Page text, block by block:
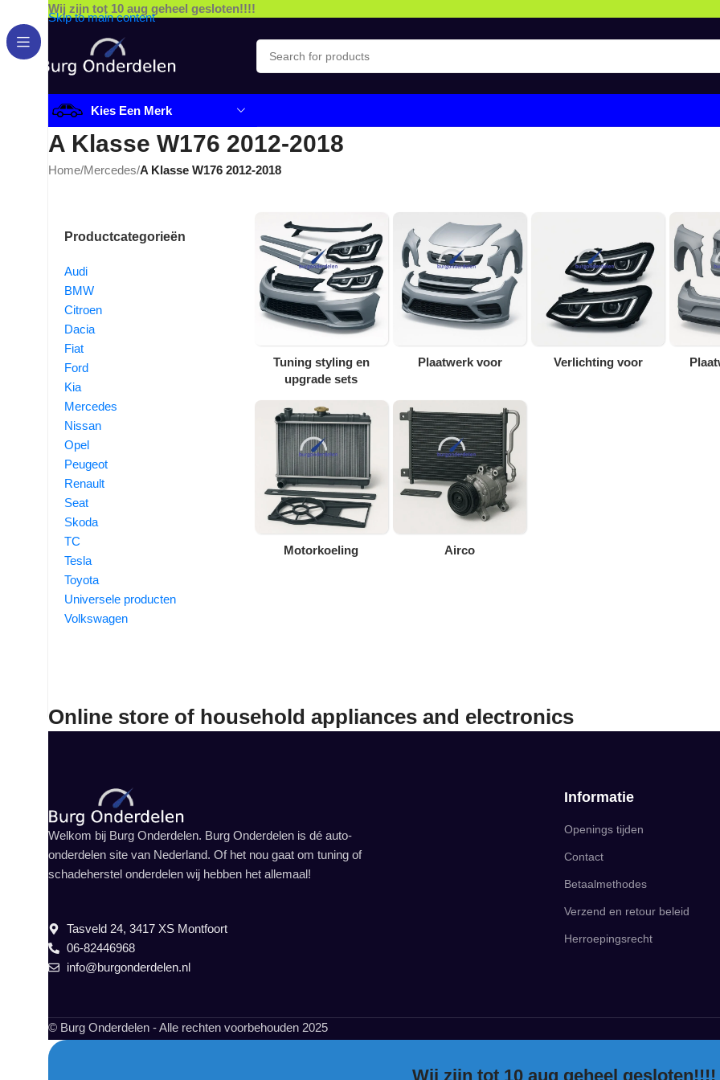
Skip to main content
Wij zijn tot 10 aug geheel gesloten!!!!
Kies Een Merk
A Klasse W176 2012-2018
Home/Mercedes/A Klasse W176 2012-2018
Productcategorieën
Audi
BMW
Citroen
Dacia
Fiat
Ford
Kia
Mercedes
Nissan
Opel
Peugeot
Renault
Seat
Skoda
TC
Tesla
Toyota
Universele producten
Volkswagen
Tuning styling en
upgrade sets
Plaatwerk voor Verlichting voor
Motorkoeling Airco
Online store of household appliances and electronics
Informatie
Openings tijden
Contact
Betaalmethodes
Verzend en retour beleid
Herroepingsrecht
Welkom bij Burg Onderdelen. Burg Onderdelen is dé auto-
onderdelen site van Nederland. Of het nou gaat om tuning of
schadeherstel onderdelen wij hebben het allemaal!
Tasveld 24, 3417 XS Montfoort
06-82446968
info@burgonderdelen.nl
© Burg Onderdelen - Alle rechten voorbehouden 2025
Wij zijn tot 10 aug geheel gesloten!!!!